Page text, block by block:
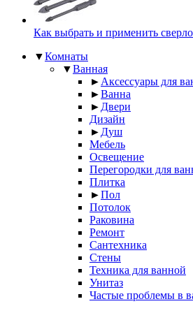
Как выбрать и применить
▼Комнаты
▼Ванная
► Аксессуары для
►Ванна
► Двери
Дизайн
► Душ
Мебель
Освещение
Перегородки для
Плитка
►Пол
Потолок
Раковина
Ремонт
Сантехника
Стены
Техника для ванной
Унитаз
Частые проблемы в